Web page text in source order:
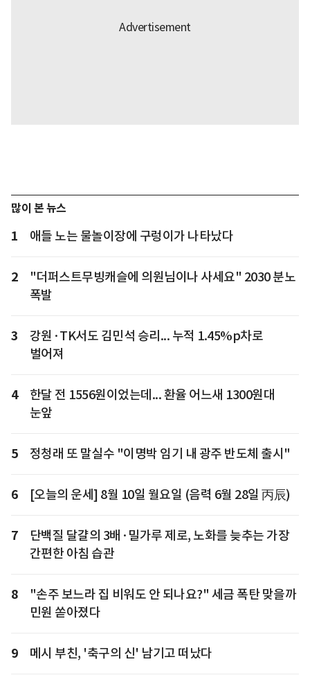
많이 본 뉴스
1 애들 노는 물놀이장에 구렁이가 나타났다
2
"더퍼스트무빙캐슬에 의원님이나 사세요" 2030 분노
폭발
3
강원·TK서도 김민석 승리... 누적 1.45%p차로
벌어져
4
한달 전 1556원이었는데... 환율 어느새 1300원대
눈앞
5 정청래 또 말실수 "이명박 임기 내 광주 반도체 출시"
6 [오늘의 운세] 8월 10일 월요일 (음력 6월 28일 丙辰)
7
단백질 달걀의 3배·밀가루 제로, 노화를 늦추는 가장
간편한 아침 습관
8
"손주 보느라 집 비워도 안 되나요?" 세금 폭탄 맞을까
민원 쏟아졌다
9 메시 부친, '축구의 신' 남기고 떠났다